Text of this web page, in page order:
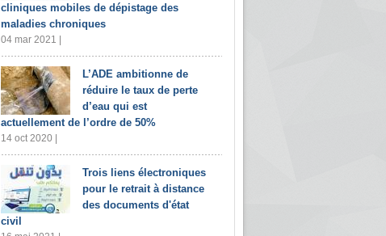
cliniques mobiles de dépistage des
maladies chroniques
04 mar 2021 |
L’ADE ambitionne de
réduire le taux de perte
d’eau qui est
actuellement de l’ordre de 50%
14 oct 2020 |
Trois liens électroniques
pour le retrait à distance
des documents d'état
civil